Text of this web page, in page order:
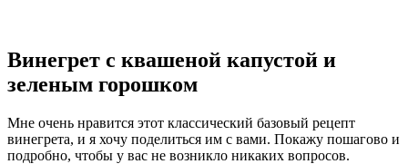
Винегрет с квашеной капустой и
зеленым горошком
Мне очень нравится этот классический базовый рецепт
винегрета, и я хочу поделиться им с вами. Покажу пошагово и
подробно, чтобы у вас не возникло никаких вопросов.